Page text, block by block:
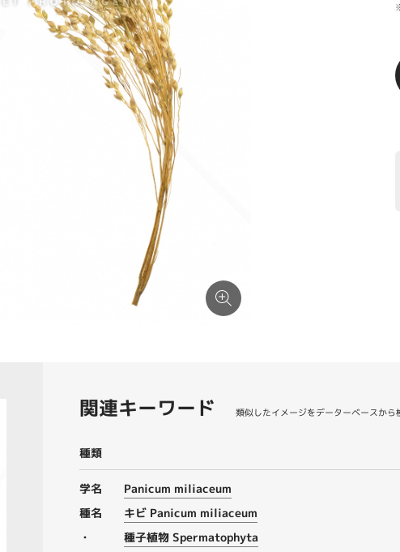
関連キーワード 類似したイメージをデーターベースから
種類
学名
Panicum miliaceum
種名
キビ Panicum miliaceum
・
種子植物 Spermatophyta